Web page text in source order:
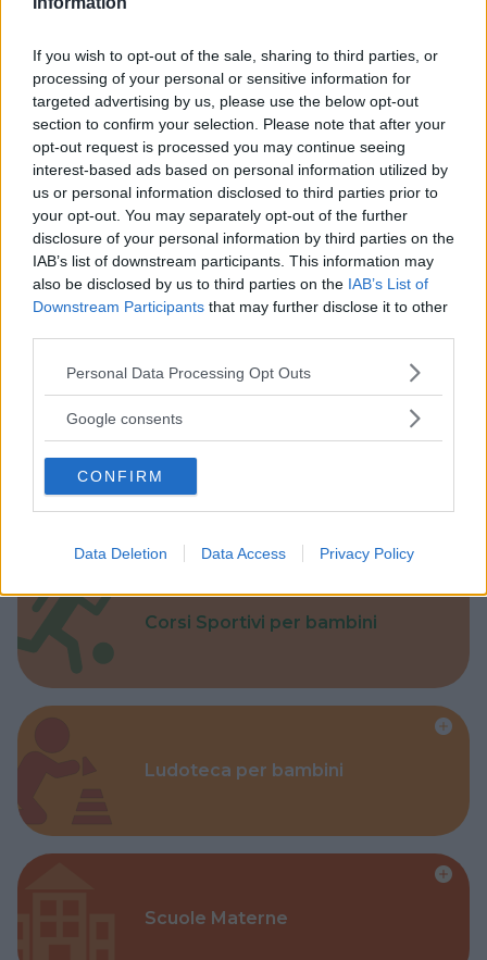
If you wish to opt-out of the sale, sharing to third parties, or
processing of your personal or sensitive information for
targeted advertising by us, please use the below opt-out
section to confirm your selection. Please note that after your
opt-out request is processed you may continue seeing
interest-based ads based on personal information utilized by
us or personal information disclosed to third parties prior to
your opt-out. You may separately opt-out of the further
disclosure of your personal information by third parties on the
IAB’s list of downstream participants. This information may
also be disclosed by us to third parties on the IAB’s List of
Downstream Participants that may further disclose it to other
Please note that this website/app uses one or more Google
not limited to your visit or usage behaviour. You may click to
use your data for below specified purposes in below Google
consent section.
Personal Data Processing Opt Outs
Google consents
CONFIRM
Data Deletion Data Access Privacy Policy
Kinderheim
Parchi
Corsi Sportivi per bambini
Ludoteca per bambini
Scuole Materne